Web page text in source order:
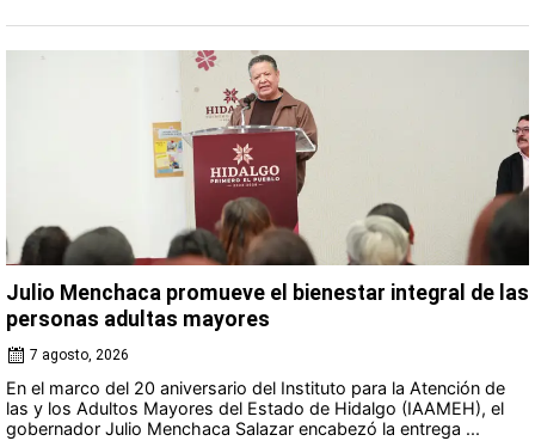
Julio Menchaca promueve el bienestar integral de las
personas adultas mayores
7 agosto, 2026
En el marco del 20 aniversario del Instituto para la Atención de
las y los Adultos Mayores del Estado de Hidalgo (IAAMEH), el
gobernador Julio Menchaca Salazar encabezó la entrega ...